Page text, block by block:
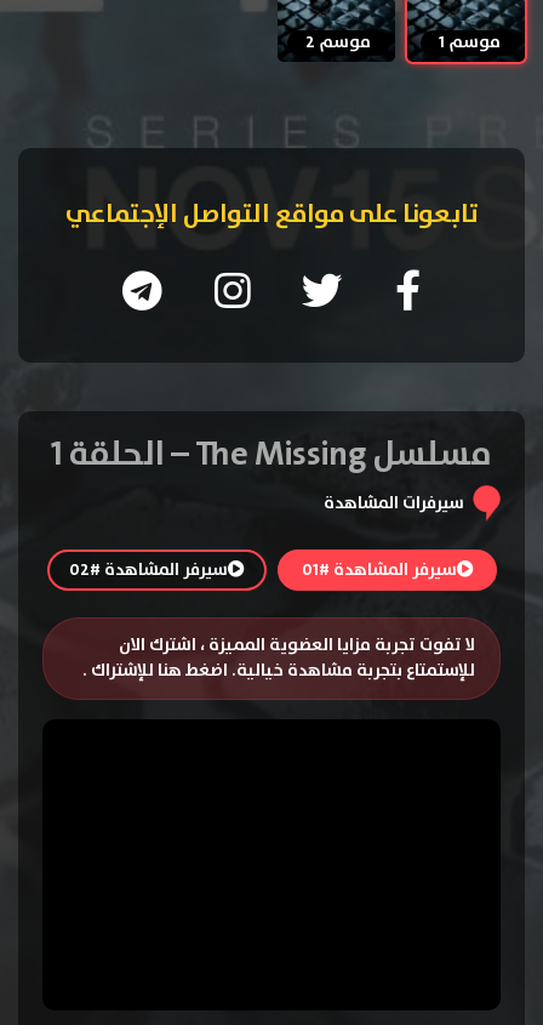
موسم 1 موسم 2
تابعونا على مواقع التواصل الإجتماعي
مسلسل The Missing – الحلقة 1
سيرفرات المشاهدة
سيرفر المشاهدة #01 سيرفر المشاهدة #02
لا تفوت تجربة مزايا العضوية المميزة ، اشترك الان
للإستمتاع بتجربة مشاهدة خيالية. اضغط هنا للإشتراك .